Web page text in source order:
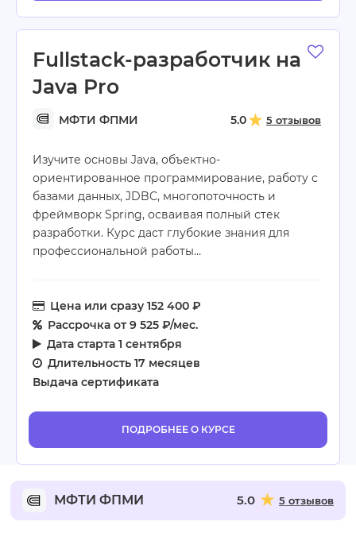
Fullstack-разработчик на
Java Pro
МФТИ ФПМИ 5 отзывов
5.0
Изучите основы Java, объектно-
ориентированное программирование, работу с
базами данных, JDBC, многопоточность и
фреймворк Spring, осваивая полный стек
разработки. Курс даст глубокие знания для
профессиональной работы…
Цена или сразу 152 400 ₽
Рассрочка от 9 525 ₽/мес.
Дата старта 1 сентября
Длительность 17 месяцев
Выдача сертификата
ПОДРОБНЕЕ О КУРСЕ
МФТИ ФПМИ 5.0 5 отзывов